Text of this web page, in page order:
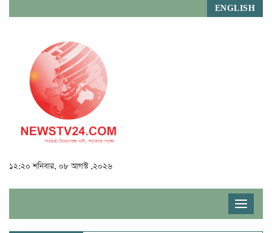
ENGLISH
১২:২০ শনিবার, ০৮ আগস্ট ,২০২৬
Toggle